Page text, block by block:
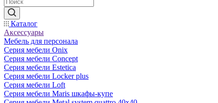
Каталог
Аксессуары
Мебель для персонала
Серия мебели Onix
Серия мебели Concept
Серия мебели Estetica
Серия мебели Locker plus
Серия мебели Loft
Серия мебели Maris шкафы-купе